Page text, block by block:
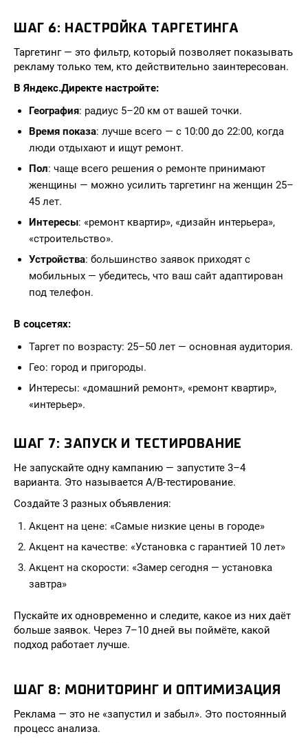
ШАГ 6: НАСТРОЙКА ТАРГЕТИНГА
Таргетинг — это фильтр, который позволяет показывать
рекламу только тем, кто действительно заинтересован.
В Яндекс.Директе настройте:
География: радиус 5–20 км от вашей точки.
Время показа: лучше всего — с 10:00 до 22:00, когда
люди отдыхают и ищут ремонт.
Пол: чаще всего решения о ремонте принимают
женщины — можно усилить таргетинг на женщин 25–
45 лет.
Интересы: «ремонт квартир», «дизайн интерьера»,
«строительство».
Устройства: большинство заявок приходят с
мобильных — убедитесь, что ваш сайт адаптирован
под телефон.
В соцсетях:
Таргет по возрасту: 25–50 лет — основная аудитория.
Гео: город и пригороды.
Интересы: «домашний ремонт», «ремонт квартир»,
«интерьер».
ШАГ 7: ЗАПУСК И ТЕСТИРОВАНИЕ
Не запускайте одну кампанию — запустите 3–4
варианта. Это называется A/B-тестирование.
Создайте 3 разных объявления:
Акцент на цене: «Самые низкие цены в городе»
Акцент на качестве: «Установка с гарантией 10 лет»
Акцент на скорости: «Замер сегодня — установка
завтра»
Пускайте их одновременно и следите, какое из них даёт
больше заявок. Через 7–10 дней вы поймёте, какой
подход работает лучше.
ШАГ 8: МОНИТОРИНГ И ОПТИМИЗАЦИЯ
Реклама — это не «запустил и забыл». Это постоянный
процесс анализа.